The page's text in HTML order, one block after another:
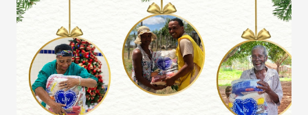
fechados. - Alimentação: 10h às 22h. 31/12 (terça-feira) -
Lojas, Quiosques e Alimentação: 09h às 18h. 1/1 (quarta-
feira) - Lojas e Quiosques: fechados. - Alimentação: 10h às
22 horas. North Shopping Fortaleza 20 (sexta) e 21/12
(sábado) - Lojas, Quiosques e Alimentação: 10h às 23h. 22/12
(domingo) - Lojas, Quiosques e Ali...